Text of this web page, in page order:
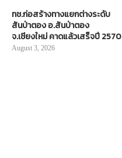
ทช.ก่อสร้างทางแยกต่างระดับ
สันป่าตอง อ.สันป่าตอง
จ.เชียงใหม่ คาดแล้วเสร็จปี 2570
August 3, 2026